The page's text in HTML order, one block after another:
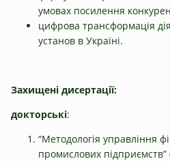
умовах посилення
цифрова трансформація
установ в Україні.
Захищені дисертації:
докторські:
“Методологія управління
промислових